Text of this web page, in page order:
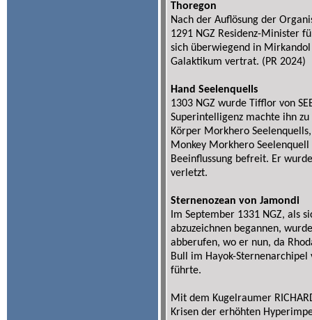
Thoregon
Nach der Auflösung der
1291 NGZ Residenz-Minister
sich überwiegend in
Galaktikum vertrat. (PR 2024)
Hand Seelenquells
1303 NGZ wurde Tifflor von
Superintelligenz machte ihn
Körper Morkhero
Monkey Morkhero Seelenquell
Beeinflussung befreit. Er
verletzt.
Sternenozean von Jamondi
Im September 1331 NGZ, als
abzuzeichnen begannen,
abberufen, wo er nun, da
Bull im Hayok-
führte.
Mit dem Kugelraumer
Krisen der erhöhten